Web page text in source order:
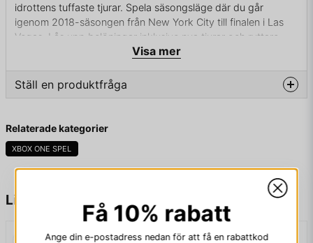
Liknande produkter
idrottens tuffaste tjurar. Spela säsongsläge där du går
igenom 2018-säsongen från New York City till finalen i Las
Vegas. Lås upp belöningar inklusive nya tjurar och ryttare
som du kan utmana när som helst och samla poäng på din
ryttaren och den andra kontrollerar en berömd PBR-tjur.
läget.
40 toppryttare
Dussintals spelkort att samla för att låsa upp ryttare, tjurar
Riktiga PBR-kommentatorer och tjurfäktare
PBR:s enda officiellt licensierade spel
Visa mer
Ställ en produktfråga
Fråga oss något om denna produkten...
Relaterade kategorier
XBOX ONE SPEL
Få 10% rabatt
Ange din e-postadress nedan för att få en rabattkod